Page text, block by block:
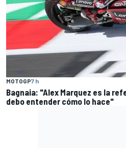
MOTOGP7 h
Bagnaia: "Alex Marquez es la
debo entender cómo lo hace"